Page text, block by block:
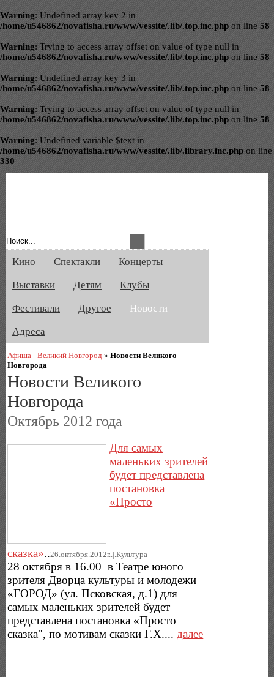
Warning: Undefined array key 2 in
/home/u546862/novafisha.ru/www/vessite/.lib/.top.inc.php on line 58
Warning: Trying to access array offset on value of type null in
/home/u546862/novafisha.ru/www/vessite/.lib/.top.inc.php on line 58
Warning: Undefined array key 3 in
/home/u546862/novafisha.ru/www/vessite/.lib/.top.inc.php on line 58
Warning: Trying to access array offset on value of type null in
/home/u546862/novafisha.ru/www/vessite/.lib/.top.inc.php on line 58
Warning: Undefined variable $text in
/home/u546862/novafisha.ru/www/vessite/.lib/.library.inc.php on line
330
Кино Спектакли
Концерты
Выставки
Детям
Клубы
Фестивали
Другое
Новости
Адреса
Афиша - Великий Новгород »Новости Великого
Новгорода
Новости Великого
Новгорода
Октябрь 2012 года
Для самых
маленьких зрителей
будет представлена
постановка
«Просто
сказка»..26.октября.2012г..|.Культура
28 октября в 16.00 в Театре юного
зрителя Дворца культуры и молодежи
«ГОРОД» (ул. Псковская, д.1) для
самых маленьких зрителей будет
представлена постановка «Просто
сказка", по мотивам сказки Г.Х.... далее